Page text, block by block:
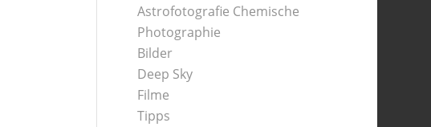
Astrofotografie Chemische
Photographie
Bilder
Deep Sky
Filme
Tipps